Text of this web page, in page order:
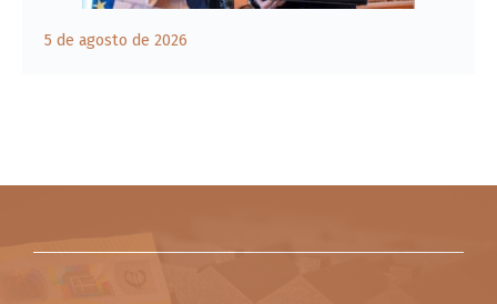
5 de agosto de 2026